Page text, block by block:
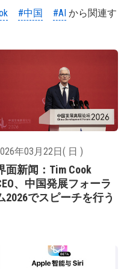
#中国 #AI から関連す
年03月22日( 日 )
面新闻：Tim Cook
、中国発展フォーラ
2026でスピーチを行う